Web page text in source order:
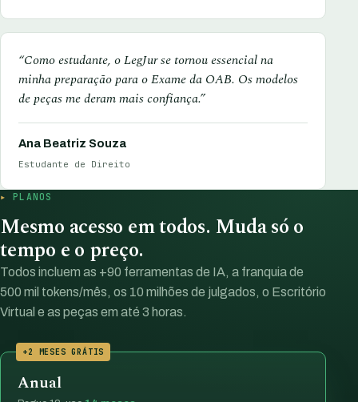
“Como estudante, o LegJur se tornou essencial na
minha preparação para o Exame da OAB. Os modelos
de peças me deram mais confiança.”
Ana Beatriz Souza
Estudante de Direito
PLANOS
Mesmo acesso em todos. Muda só o
tempo e o preço.
Todos incluem as +90 ferramentas de IA, a franquia de
500 mil tokens/mês, os 10 milhões de julgados, o Escritório
Virtual e as peças em até 3 horas.
+2 MESES GRÁTIS
Anual